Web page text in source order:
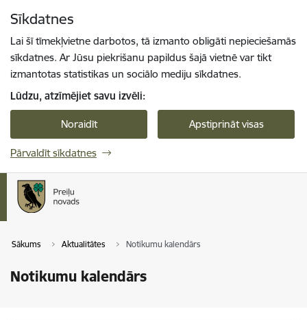
Sīkdatnes
Lai šī tīmekļvietne darbotos, tā izmanto obligāti nepieciešamās
sīkdatnes. Ar Jūsu piekrišanu papildus šajā vietnē var tikt
izmantotas statistikas un sociālo mediju sīkdatnes.
Lūdzu, atzīmējiet savu izvēli:
Noraidīt Apstiprināt visas
Pārvaldīt sīkdatnes
Sākums Aktualitātes Notikumu kalendārs
Notikumu kalendārs